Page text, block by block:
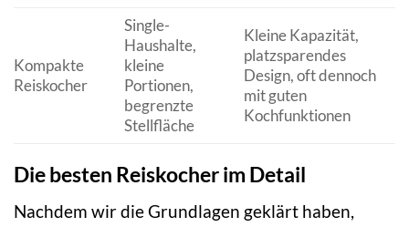
Kompakte
Reiskocher
Single-
Haushalte,
kleine
Portionen,
begrenzte
Stellfläche
Kleine Kapazität,
platzsparendes
Design, oft dennoch
mit guten
Kochfunktionen
Die besten Reiskocher im Detail
Nachdem wir die Grundlagen geklärt haben,